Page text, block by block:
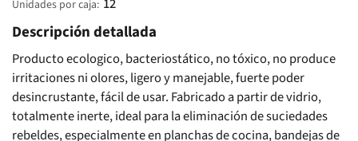
Unidades por caja
Descripción detallada
Producto ecologico, bacteriostático, no tóxico, no produce
irritaciones ni olores, ligero y manejable, fuerte poder
desincrustante, fácil de usar. Fabricado a partir de vidrio,
totalmente inerte, ideal para la eliminación de suciedades
rebeldes, especialmente en planchas de cocina, bandejas de